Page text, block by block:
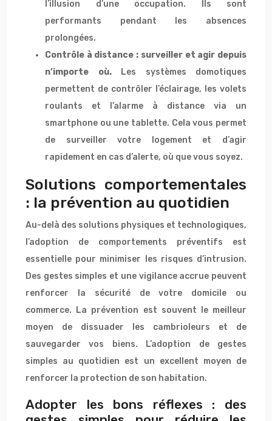
l’illusion d’une occupation. Ils sont
performants pendant les absences
prolongées.
Contrôle à distance : surveiller et agir depuis
n’importe où.
Les systèmes domotiques
permettent de contrôler l’éclairage, les volets
roulants et l’alarme à distance via un
smartphone ou une tablette. Cela vous permet
de surveiller votre logement et d’agir
rapidement en cas d’alerte, où que vous soyez.
Solutions comportementales
: la prévention au quotidien
Au-delà des solutions physiques et technologiques,
l’adoption de comportements préventifs est
essentielle pour minimiser les risques d’intrusion.
Des gestes simples et une vigilance accrue peuvent
renforcer la sécurité de votre domicile ou
commerce. La prévention est souvent le meilleur
moyen de dissuader les cambrioleurs et de
sauvegarder vos biens. L’adoption de gestes
simples au quotidien est un excellent moyen de
renforcer la protection de son habitation.
Adopter les bons réflexes : des